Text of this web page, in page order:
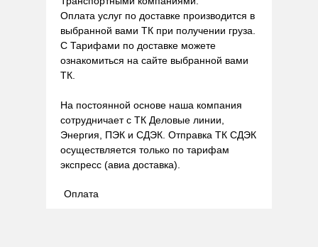
Оплата услуг по доставке производится в
выбранной вами ТК при получении груза.
С Тарифами по доставке можете
ознакомиться на сайте выбранной вами
ТК.
На постоянной основе наша компания
сотрудничает с ТК Деловые линии,
Энергия, ПЭК и СДЭК. Отправка ТК СДЭК
осуществляется только по тарифам
экспресс (авиа доставка).
Оплата